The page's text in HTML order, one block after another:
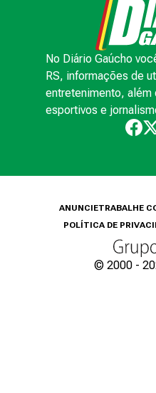
No Diário Gaúcho
RS, informações de
entretenimento, além
esportivos e
ANUNCIETRABALHE
POLÍTICA DE
© 2000 -